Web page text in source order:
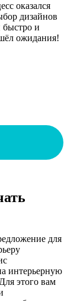
оказался
дизайнов
быстро и
ожидания!
для
интерьерную
этого вам